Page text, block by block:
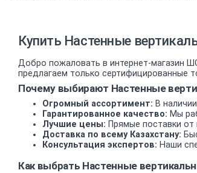
Купить Настенные
Добро пожаловать в интернет-магазин
предлагаем только сертифицированные
Почему выбирают Настенные
Огромный ассортимент: В
Гарантированное качество: Мы
Лучшие цены: Прямые поставки
Доставка по всему Казахстану:
Консультация экспертов: Наши
Как выбрать Настенные